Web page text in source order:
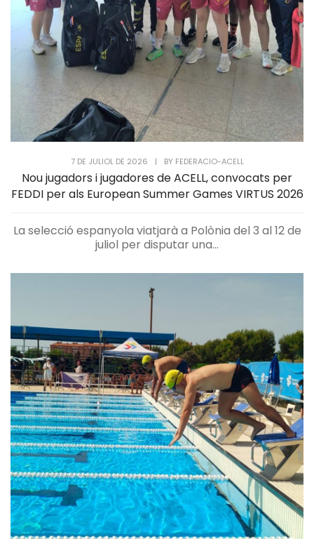
7 DE JULIOL DE 2026 | BY FEDERACIO-ACELL
Nou jugadors i jugadores de ACELL, convocats per
FEDDI per als European Summer Games VIRTUS 2026
La selecció espanyola viatjarà a Polònia del 3 al 12 de
juliol per disputar una...